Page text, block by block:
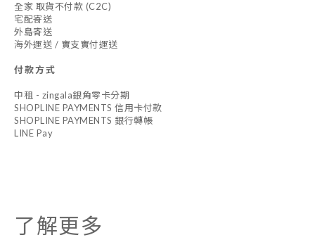
全家 取貨不付款 (C2C)
宅配寄送
外島寄送
海外運送 / 實支實付運送
付款方式
中租 - zingala銀角零卡分期
SHOPLINE PAYMENTS 信用卡付款
SHOPLINE PAYMENTS 銀行轉帳
LINE Pay
了解更多